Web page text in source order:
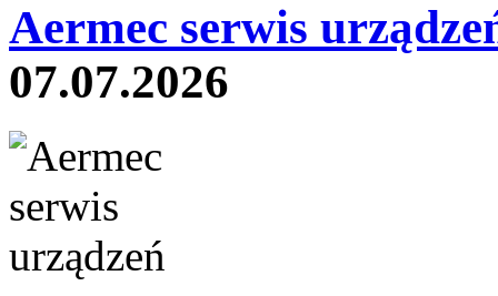
Aermec serwis
07.07.2026